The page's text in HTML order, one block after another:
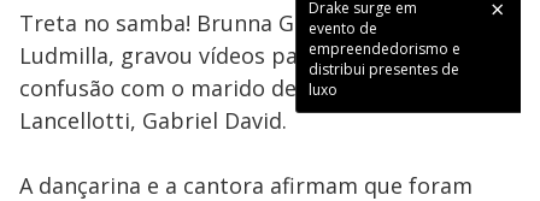
Drake surge em
evento de
empreendedorismo e
distribui presentes de
luxo
Treta no samba! Brunna Gonçalves, esposa de
Ludmilla, gravou vídeos para falar sobre a
confusão com o marido de Giovanna
Lancellotti, Gabriel David.
A dançarina e a cantora afirmam que foram